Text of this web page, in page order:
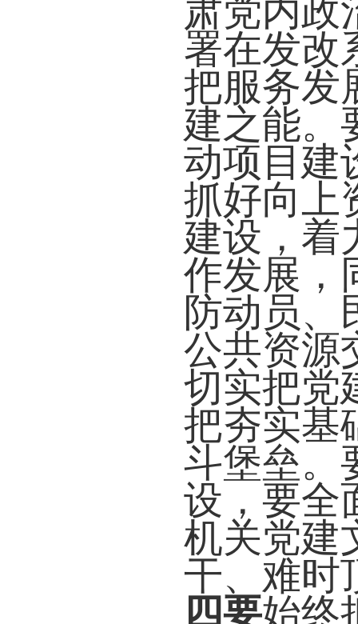
肃党内政
署在发改
把服务发
建之能。
动项目建
抓好向上
建设，着
作发展，
防动员、
公共资源
切实把党
把夯实基
斗堡垒。
设，要全
机关党建
干、难时
四要始终